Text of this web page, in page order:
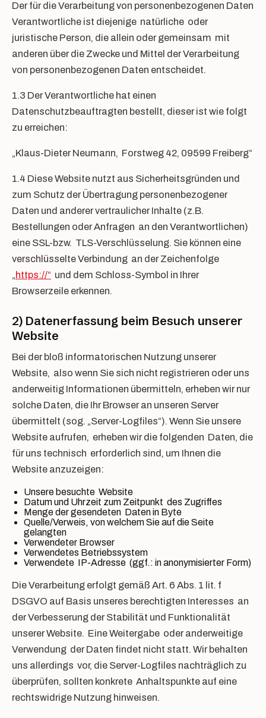
Der für die Verarbeitung von personenbezogenen Daten
Verantwortliche ist diejenige natürliche oder
juristische Person, die allein oder gemeinsam mit
anderen über die Zwecke und Mittel der Verarbeitung
von personenbezogenen Daten entscheidet.
1.3 Der Verantwortliche hat einen
Datenschutzbeauftragten bestellt, dieser ist wie folgt
zu erreichen:
„Klaus-Dieter Neumann, Forstweg 42, 09599 Freiberg“
1.4 Diese Website nutzt aus Sicherheitsgründen und
zum Schutz der Übertragung personenbezogener
Daten und anderer vertraulicher Inhalte (z.B.
Bestellungen oder Anfragen an den Verantwortlichen)
eine SSL-bzw. TLS-Verschlüsselung. Sie können eine
verschlüsselte Verbindung an der Zeichenfolge
„https://“ und dem Schloss-Symbol in Ihrer
Browserzeile erkennen.
2) Datenerfassung beim Besuch unserer
Website
Bei der bloß informatorischen Nutzung unserer
Website, also wenn Sie sich nicht registrieren oder uns
anderweitig Informationen übermitteln, erheben wir nur
solche Daten, die Ihr Browser an unseren Server
übermittelt (sog. „Server-Logfiles“). Wenn Sie unsere
Website aufrufen, erheben wir die folgenden Daten, die
für uns technisch erforderlich sind, um Ihnen die
Website anzuzeigen:
Unsere besuchte Website
Datum und Uhrzeit zum Zeitpunkt des Zugriffes
Menge der gesendeten Daten in Byte
Quelle/Verweis, von welchem Sie auf die Seite
gelangten
Verwendeter Browser
Verwendetes Betriebssystem
Verwendete IP-Adresse (ggf.: in anonymisierter Form)
Die Verarbeitung erfolgt gemäß Art. 6 Abs. 1 lit. f
DSGVO auf Basis unseres berechtigten Interesses an
der Verbesserung der Stabilität und Funktionalität
unserer Website. Eine Weitergabe oder anderweitige
Verwendung der Daten findet nicht statt. Wir behalten
uns allerdings vor, die Server-Logfiles nachträglich zu
überprüfen, sollten konkrete Anhaltspunkte auf eine
rechtswidrige Nutzung hinweisen.